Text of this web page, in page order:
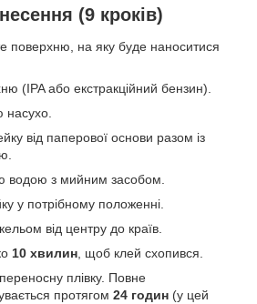
(9 кроків)
поверхню, на яку буде наноситися
(IPA або екстракційний бензин).
насухо.
від паперової основи разом із
водою з мийним засобом.
у потрібному положенні.
від центру до країв.
10 хвилин, щоб клей схопився.
плівку. Повне
протягом 24 годин (у цей